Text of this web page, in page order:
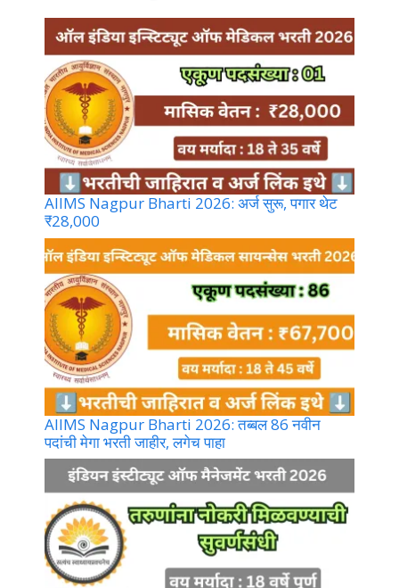
AIIMS Nagpur Bharti 2026: अर्ज सुरू, पगार थेट
₹28,000
AIIMS Nagpur Bharti 2026: तब्बल 86 नवीन
पदांची मेगा भरती जाहीर, लगेच पाहा